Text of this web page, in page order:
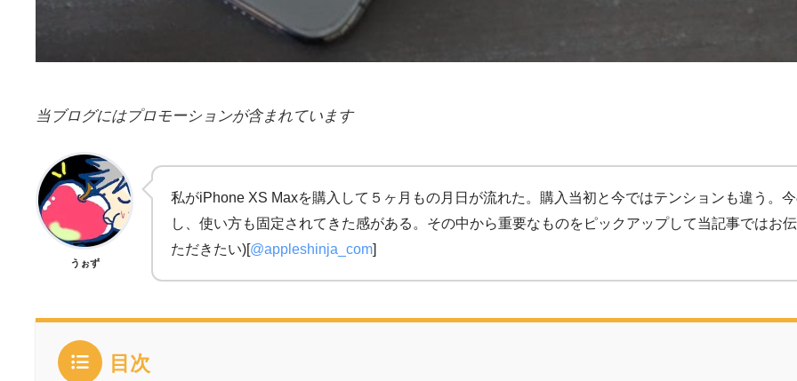
当ブログにはプロモーションが含まれています
うぉず
私がiPhone XS Maxを購入して５ヶ月もの月日が流れた。購入当初と今ではテンションも違う。
し、使い方も固定されてきた感がある。その中から重要なものをピックアップして当記事ではお
ただきたい)[@appleshinja_com]
目次